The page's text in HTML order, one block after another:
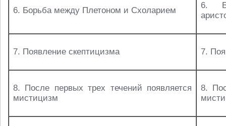
6. Борьба между Плетоном и Схоларием
6.
7. Появление скептицизма 7.
8. После первых трех течений появляется
мистицизм
8.